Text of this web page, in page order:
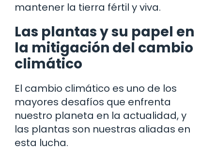
mantener la tierra fértil y viva.
Las plantas y su papel en
la mitigación del cambio
climático
El cambio climático es uno de los
mayores desafíos que enfrenta
nuestro planeta en la actualidad, y
las plantas son nuestras aliadas en
esta lucha.